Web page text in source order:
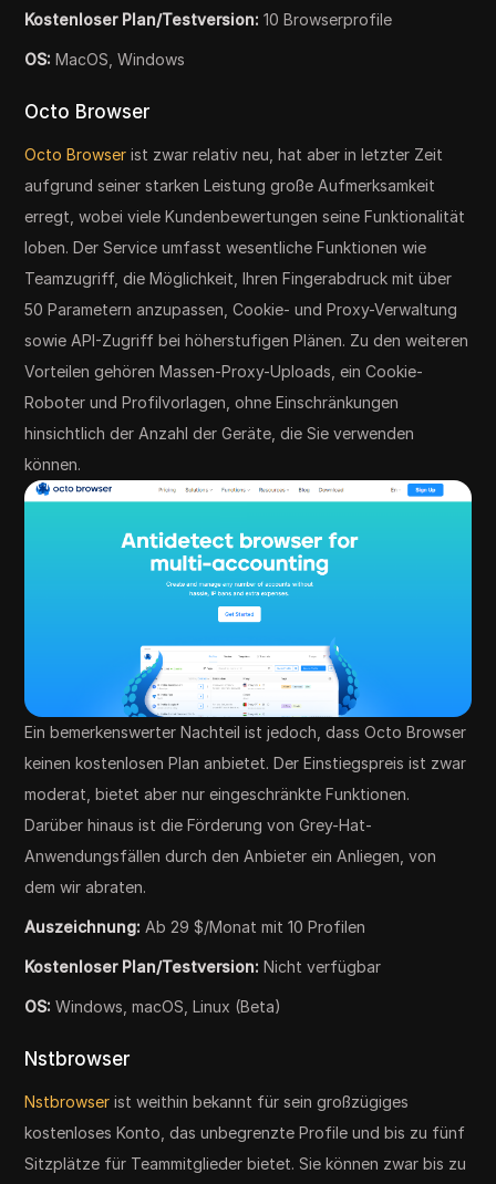
Kostenloser Plan/Testversion: 10 Browserprofile
OS: MacOS, Windows
Octo Browser
Octo Browser ist zwar relativ neu, hat aber in letzter Zeit
aufgrund seiner starken Leistung große Aufmerksamkeit
erregt, wobei viele Kundenbewertungen seine Funktionalität
loben. Der Service umfasst wesentliche Funktionen wie
Teamzugriff, die Möglichkeit, Ihren Fingerabdruck mit über
50 Parametern anzupassen, Cookie- und Proxy-Verwaltung
sowie API-Zugriff bei höherstufigen Plänen. Zu den weiteren
Vorteilen gehören Massen-Proxy-Uploads, ein Cookie-
Roboter und Profilvorlagen, ohne Einschränkungen
hinsichtlich der Anzahl der Geräte, die Sie verwenden
können.
Ein bemerkenswerter Nachteil ist jedoch, dass Octo Browser
keinen kostenlosen Plan anbietet. Der Einstiegspreis ist zwar
moderat, bietet aber nur eingeschränkte Funktionen.
Darüber hinaus ist die Förderung von Grey-Hat-
Anwendungsfällen durch den Anbieter ein Anliegen, von
dem wir abraten.
Auszeichnung: Ab 29 $/Monat mit 10 Profilen
Kostenloser Plan/Testversion: Nicht verfügbar
OS: Windows, macOS, Linux (Beta)
Nstbrowser
Nstbrowser ist weithin bekannt für sein großzügiges
kostenloses Konto, das unbegrenzte Profile und bis zu fünf
Sitzplätze für Teammitglieder bietet. Sie können zwar bis zu